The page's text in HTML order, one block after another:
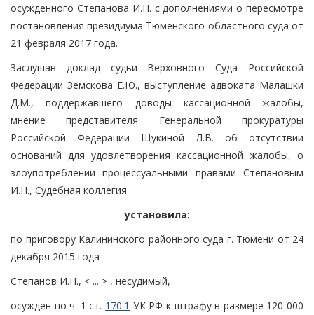
осужденного Степанова И.Н. с дополнениями о пересмотре
постановления президиума Тюменского областного суда от
21 февраля 2017 года.
Заслушав доклад судьи Верховного Суда Российской
Федерации Земскова Е.Ю., выступление адвоката Малашки
Д.М., поддержавшего доводы кассационной жалобы,
мнение представителя Генеральной прокуратуры
Российской Федерации Щукиной Л.В. об отсутствии
оснований для удовлетворения кассационной жалобы, о
злоупотреблении процессуальными правами Степановым
И.Н., Судебная коллегия
установила:
по приговору Калининского районного суда г. Тюмени от 24
декабря 2015 года
Степанов И.Н., < ... > , несудимый,
осужден по ч. 1 ст. 170.1 УК РФ к штрафу в размере 120 000